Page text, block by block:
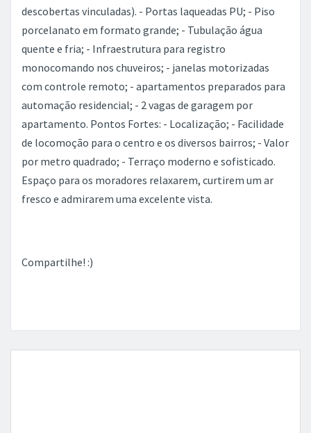
descobertas vinculadas). - Portas laqueadas PU; - Piso
porcelanato em formato grande; - Tubulação água
quente e fria; - Infraestrutura para registro
monocomando nos chuveiros; - janelas motorizadas
com controle remoto; - apartamentos preparados para
automação residencial; - 2 vagas de garagem por
apartamento. Pontos Fortes: - Localização; - Facilidade
de locomoção para o centro e os diversos bairros; - Valor
por metro quadrado; - Terraço moderno e sofisticado.
Espaço para os moradores relaxarem, curtirem um ar
fresco e admirarem uma excelente vista.
Compartilhe! :)